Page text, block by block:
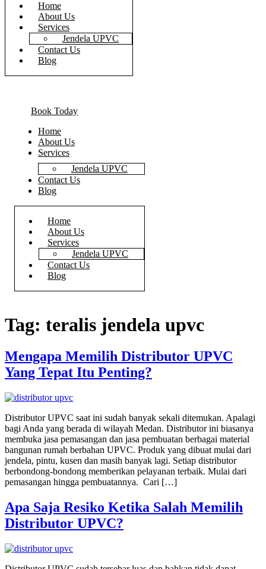
Home
About Us
Services
Jendela UPVC
Contact Us
Blog
Book Today
Home
About Us
Services
Jendela UPVC
Contact Us
Blog
Home
About Us
Services
Jendela UPVC
Contact Us
Blog
Tag: teralis jendela upvc
Mengapa Memilih Distributor UPVC
Yang Tepat Itu Penting?
Distributor UPVC saat ini sudah banyak sekali ditemukan. Apalagi
bagi Anda yang berada di wilayah Medan. Distributor ini biasanya
membuka jasa pemasangan dan jasa pembuatan berbagai material
bangunan rumah berbahan UPVC. Produk yang dibuat mulai dari
jendela, pintu, kusen dan masih banyak lagi. Setiap distributor
berbondong-bondong memberikan pelayanan terbaik. Mulai dari
pemasangan hingga pembuatannya. Cari […]
Apa Saja Resiko Ketika Salah Memilih
Distributor UPVC?